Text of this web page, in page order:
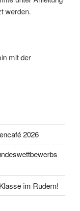
werden.
mit der
2026
im Rudern!